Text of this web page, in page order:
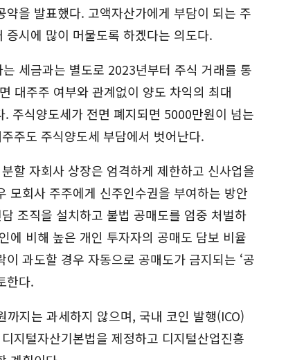
을 발표했다. 고액자산가에게 부담이 되는 주
시에 많이 머물도록 하겠다는 의도다.
세금과는 별도로 2023년부터 주식 거래를 통
대주주 여부와 관계없이 양도 차익의 최대
주식양도세가 전면 폐지되면 5000만원이 넘는
주도 주식양도세 부담에서 벗어난다.
할 자회사 상장은 엄격하게 제한하고 신사업을
모회사 주주에게 신주인수권을 부여하는 방안
조직을 설치하고 불법 공매도를 엄중 처벌하
에 비해 높은 개인 투자자의 공매도 담보 비율
과도할 경우 자동으로 공매도가 금지되는 ‘공
한다.
지는 과세하지 않으며, 국내 코인 발행(ICO)
지털자산기본법을 제정하고 디지털산업진흥